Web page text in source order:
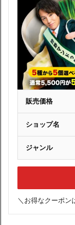
販売価格
ショップ名
ジャンル
＼お得なクーポン